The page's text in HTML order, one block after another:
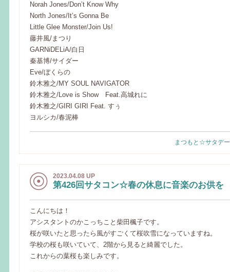
Norah Jones/Don’t Know Why
North Jones/It’s Gonna Be
Little Glee Monster/Join Us!
藤井風/まつり
GARNiDELiA/白日
秦基博/サイダー
Eve/ぼくらの
鈴木雅之/MY SOUL NAVIGATOR
鈴木雅之/Love is Show Feat.高城れに
鈴木雅之/GIRI GIRI Feat. すぅ
ヨルシカ/春泥棒
まつもと☆サタデ
2023.04.08 UP
第426回サタコン☆春の休息に音楽のお供を
こんにちは！
アシスタントのかこっちこと柴田楓子です。
桜が咲いたと思ったら風がすごくて桜吹雪になっていますね。
学校の桜も咲いていて、2階から見ると綺麗でした。
これからの葉桜も楽しみです。